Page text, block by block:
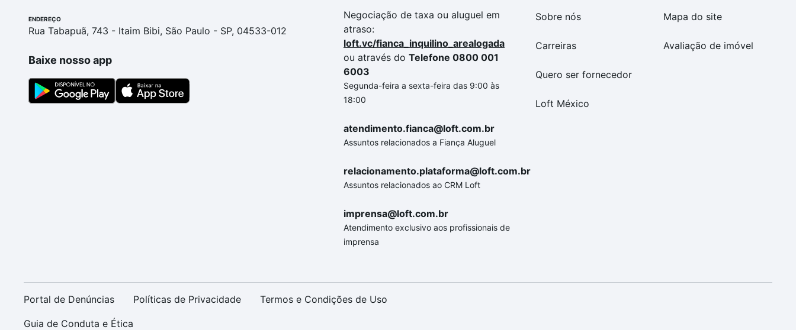
ENDEREÇO
Rua Tabapuã, 743 - Itaim Bibi, São Paulo - SP, 04533-012
Baixe nosso app
Negociação de taxa ou aluguel em
atraso:
loft.vc/fianca_inquilino_arealogada
ou através do Telefone 0800 001
6003
Segunda-feira a sexta-feira das 9:00 às
18:00
atendimento.fianca@loft.com.br
Assuntos relacionados a Fiança Aluguel
relacionamento.plataforma@loft.com.br
Assuntos relacionados ao CRM Loft
imprensa@loft.com.br
Atendimento exclusivo aos profissionais de
imprensa
Sobre nós
Carreiras
Quero ser fornecedor
Loft México
Mapa do site
Avaliação de imóvel
Portal de Denúncias Políticas de Privacidade Termos e Condições de Uso
Guia de Conduta e Ética